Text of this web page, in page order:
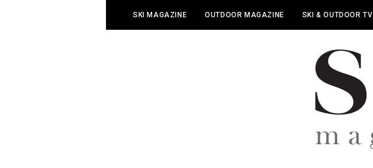
SKI MAGAZINE OUTDOOR MAGAZINE SKI & OUTDOOR TV